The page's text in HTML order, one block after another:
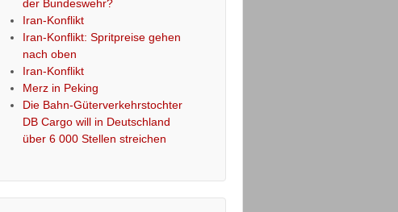
der Bundeswehr?
Iran-Konflikt
Iran-Konflikt: Spritpreise gehen
nach oben
Iran-Konflikt
Merz in Peking
Die Bahn-Güterverkehrstochter
DB Cargo will in Deutschland
über 6 000 Stellen streichen